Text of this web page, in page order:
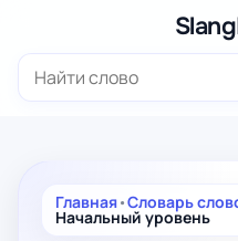
содержимому
Поиск:
Главная•Словарь
Начальный уровень